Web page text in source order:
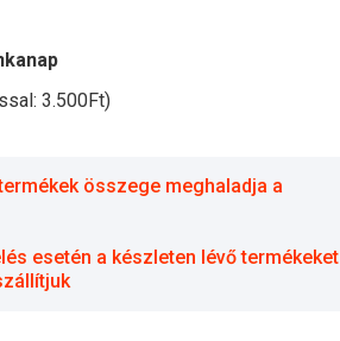
3.500Ft)
összege meghaladja a
esetén a készleten lévő termékeket